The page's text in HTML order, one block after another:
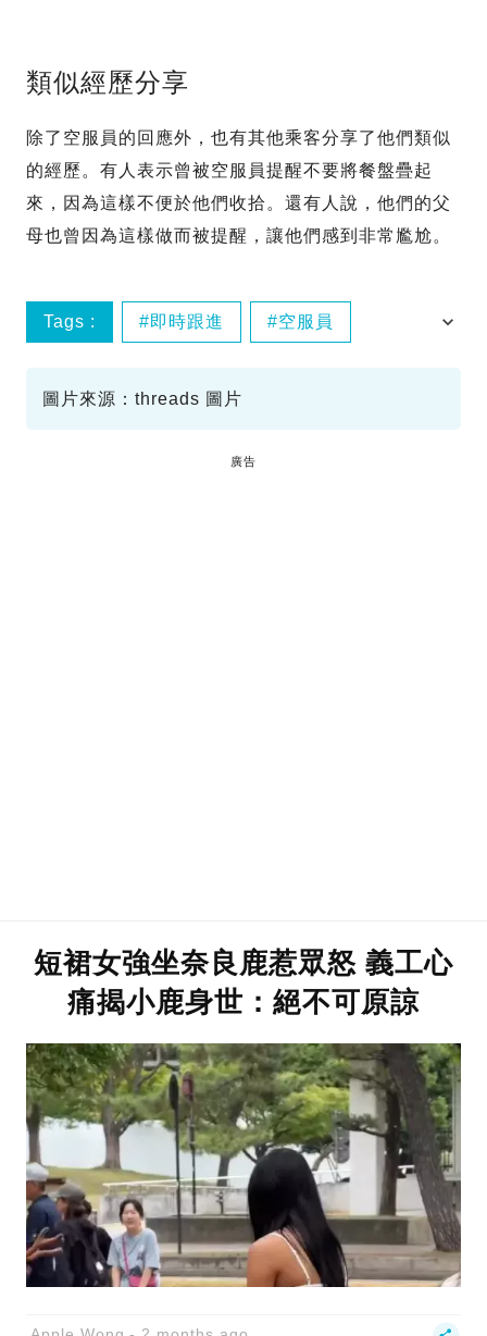
類似經歷分享
除了空服員的回應外，也有其他乘客分享了他們類似
的經歷。有人表示曾被空服員提醒不要將餐盤疊起
來，因為這樣不便於他們收拾。還有人說，他們的父
母也曾因為這樣做而被提醒，讓他們感到非常尷尬。
Tags : 即時跟進 空服員
圖片來源：threads 圖片
廣告
短裙女強坐奈良鹿惹眾怒 義工心
痛揭小鹿身世：絕不可原諒